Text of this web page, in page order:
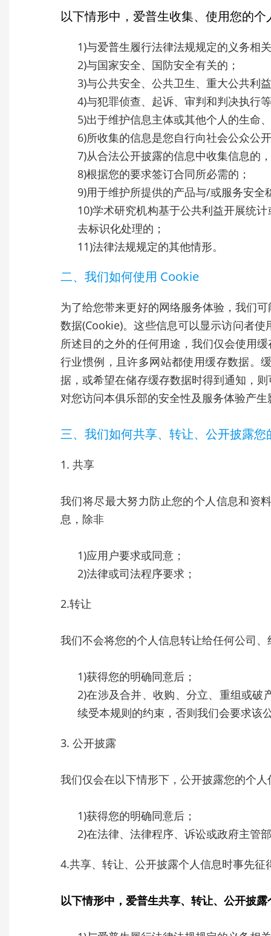
以下情形中，爱普生收集、使用您的
1)与爱普生履行法律法规规定的义务相
2)与国家安全、国防安全有关的；
3)与公共安全、公共卫生、重大公共利
4)与犯罪侦查、起诉、审判和判决执行
5)出于维护信息主体或其他个人的生命
6)所收集的信息是您自行向社会公众公
7)从合法公开披露的信息中收集信息的
8)根据您的要求签订合同所必需的；
9)用于维护所提供的产品与/或服务安
10)学术研究机构基于公共利益开展统
去标识化处理的；
11)法律法规规定的其他情形。
二、我们如何使用 Cookie
为了给您带来更好的网络服务体验，我们
数据(Cookie)。这些信息可以显示访问者
所述目的之外的任何用途，我们仅会使用
行业惯例，且许多网站都使用缓存数据。
据，或希望在储存缓存数据时得到通知，
对您访问本俱乐部的安全性及服务体验产
三、我们如何共享、转让、公开披露您
1. 共享
我们将尽最大努力防止您的个人信息和资
息，除非
1)应用户要求或同意；
2)法律或司法程序要求；
2.转让
我们不会将您的个人信息转让给任何公司
1)获得您的明确同意后；
2)在涉及合并、收购、分立、重组或破
续受本规则的约束，否则我们会要求该
3. 公开披露
我们仅会在以下情形下，公开披露您的个人
1)获得您的明确同意后；
2)在法律、法律程序、诉讼或政府主管
4.共享、转让、公开披露个人信息时事先征
以下情形中，爱普生共享、转让、公开披